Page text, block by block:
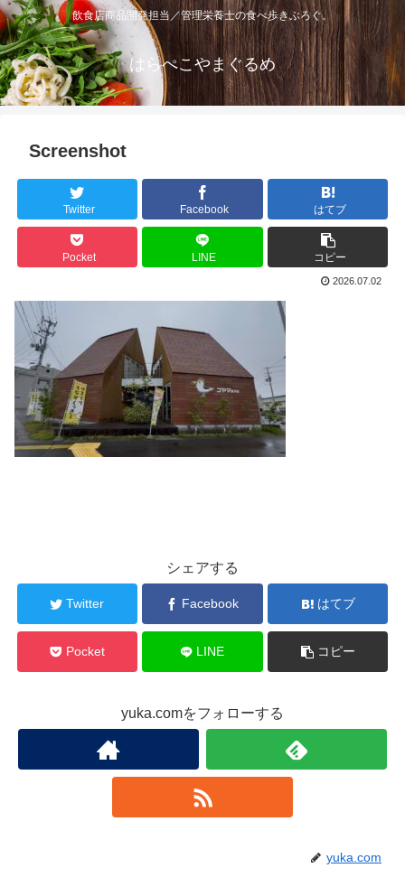
飲食店商品開発担当／管理栄養士の食べ歩きぶろぐ。
はらぺこやまぐるめ
Screenshot
Twitter Facebook はてブ
Pocket LINE コピー
2026.07.02
シェアする
Twitter Facebook はてブ
Pocket LINE コピー
yuka.comをフォローする
yuka.com